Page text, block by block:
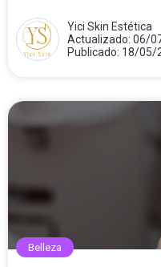
Yici Skin Estética
Actualizado: 06/
Publicado: 18/05/
Belleza